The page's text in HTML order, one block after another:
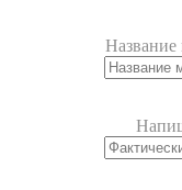
Название